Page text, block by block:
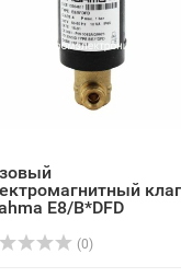
Е8/B*DFD
(0)